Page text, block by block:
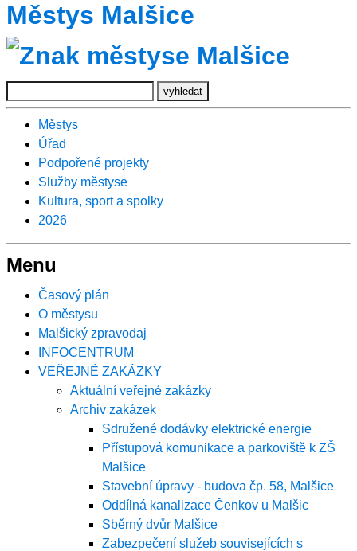
Městys Malšice
Městys
Úřad
Podpořené projekty
Služby městyse
Kultura, sport a spolky
2026
Menu
Časový plán
O městysu
Malšický zpravodaj
INFOCENTRUM
VEŘEJNÉ ZAKÁZKY
Aktuální veřejné zakázky
Archiv zakázek
Sdružené dodávky elektrické energie
Přístupová komunikace a parkoviště k ZŠ
Malšice
Stavební úpravy - budova čp. 58, Malšice
Oddílná kanalizace Čenkov u Malšic
Sběrný dvůr Malšice
Zabezpečení služeb souvisejících s